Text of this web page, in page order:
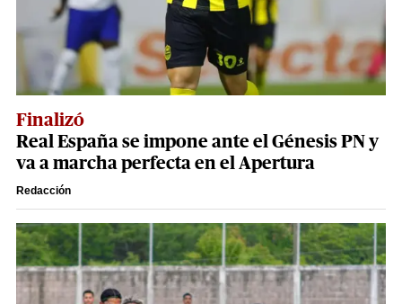
Finalizó
Real España se impone ante el Génesis PN y
va a marcha perfecta en el Apertura
Redacción